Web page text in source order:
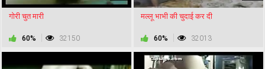
गोरी चुत मारी
60% 32150
मल्लू भाभी की चुदाई कर दी
60% 32013